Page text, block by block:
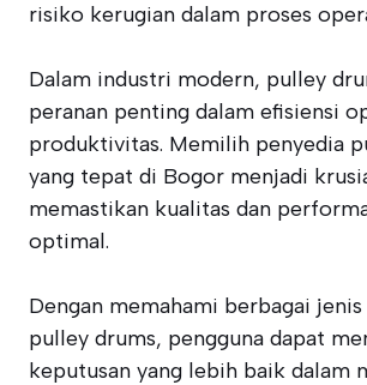
risiko kerugian dalam proses
Dalam industri modern, pulley
peranan penting dalam efisiensi
produktivitas. Memilih penyedia
yang tepat di Bogor menjadi
memastikan kualitas dan
optimal.
Dengan memahami berbagai
pulley drums, pengguna dapat
keputusan yang lebih baik dalam